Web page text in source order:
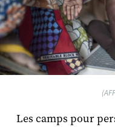
Les camps pour